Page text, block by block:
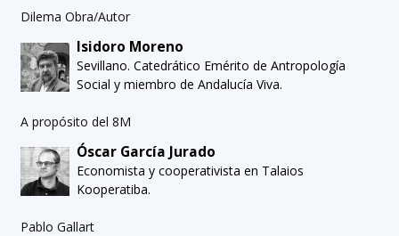
Dilema Obra/Autor
Isidoro Moreno
Sevillano. Catedrático Emérito de Antropología
Social y miembro de Andalucía Viva.
A propósito del 8M
Óscar García Jurado
Economista y cooperativista en Talaios
Kooperatiba.
Pablo Gallart